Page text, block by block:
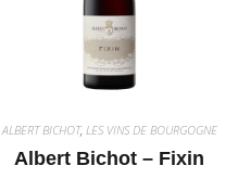
ALBERT BICHOT, LES VINS DE BOURGOGNE
Albert Bichot – Fixin